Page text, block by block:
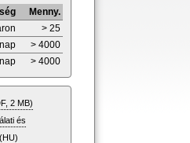
Menny.
> 25
> 4000
> 4000
2 MB)
és